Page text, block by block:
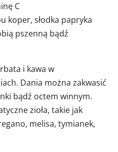
C
koper, słodka papryka
pszenną bądź
i kawa w
Dania można zakwasić
bądź octem winnym.
zioła, takie jak
melisa, tymianek,